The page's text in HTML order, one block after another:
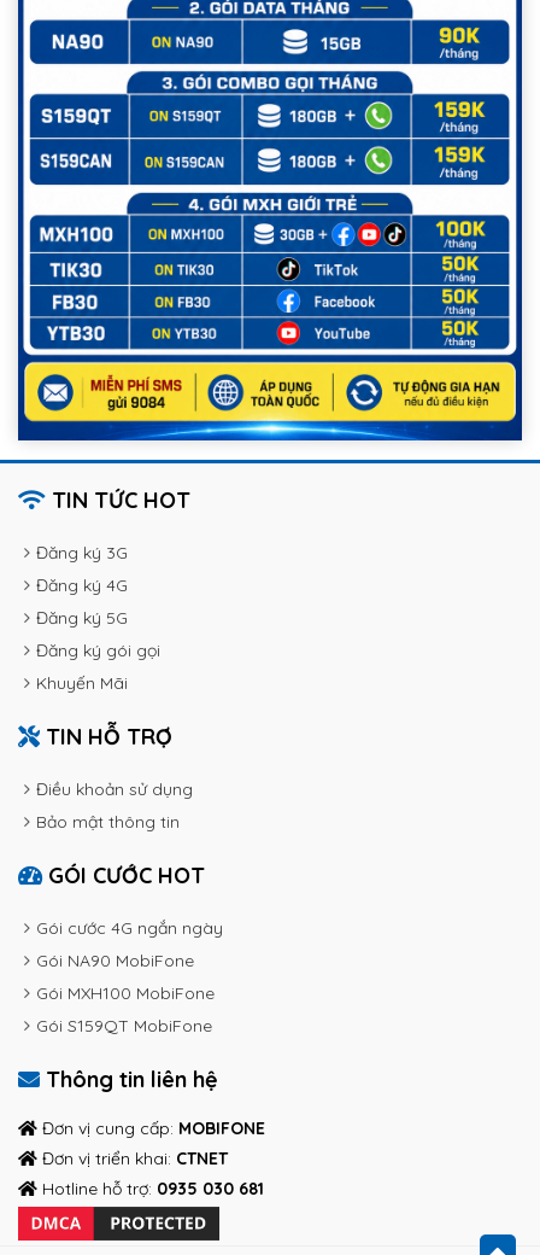
TIN TỨC HOT
Đăng ký 3G
Đăng ký 4G
Đăng ký 5G
Đăng ký gói gọi
Khuyến Mãi
TIN HỖ TRỢ
Điều khoản sử dụng
Bảo mật thông tin
GÓI CƯỚC HOT
Gói cước 4G ngắn ngày
Gói NA90 MobiFone
Gói MXH100 MobiFone
Gói S159QT MobiFone
Thông tin liên hệ
Đơn vị cung cấp: MOBIFONE
Đơn vị triển khai: CTNET
Hotline hỗ trợ: 0935 030 681